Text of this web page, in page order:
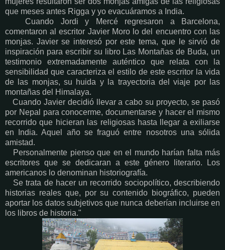
que meses antes Rigga y yo evacuáramos a India.
Cuando Jordi y Mercé regresaron a Barcelona,
comentaron al escritor Javier Moro lo del encuentro con las
monjas. Javier se interesó por este tema, que le sirvió de
inspiración para escribir su libro Las Montañas de Buda, un
testimonio extremadamente auténtico que relata con la
sensibilidad que caracteriza el estilo de este escritor la vida
de las monjas, su huida y la trayectoria del viaje por las
montañas del Himalaya.
Cuando Javier decidió llevar a cabo su proyecto, se pasó
por Nepal para conocerme, documentarse y hacer el mismo
recorrido que hicieran las religiosas hasta llegar a exiliarse
en India. Aquel año se fraguó entre nosotros una sólida
amistad.
Personalmente pienso que en el mundo harían falta más
escritores que se dedicaran a este género literario. Los
americanos lo denominan historiografía.
Se trata de hacer un recorrido sociopolítico, describiendo
historias reales que, por su contenido biográfico, pueden
aportar los datos subjetivos que nunca deberían incluirse en
los libros de historia."